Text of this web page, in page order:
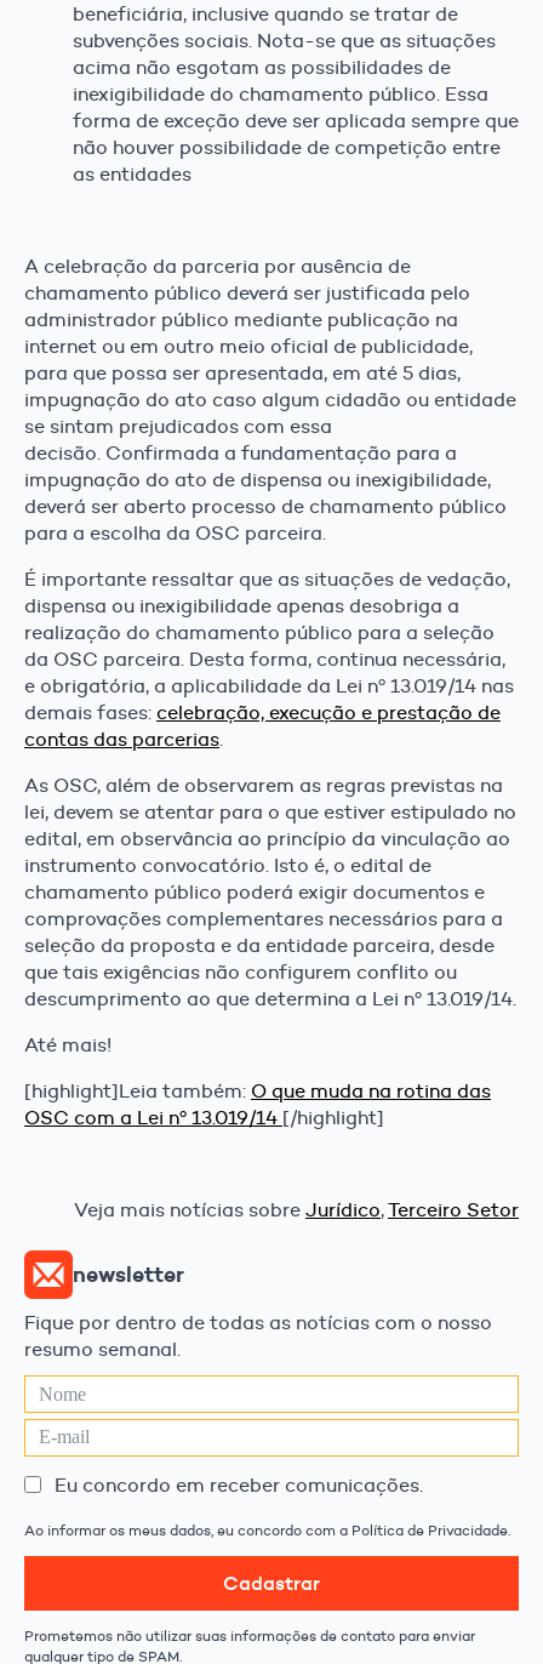
beneficiária, inclusive quando se tratar de
subvenções sociais. Nota-se que as situações
acima não esgotam as possibilidades de
inexigibilidade do chamamento público. Essa
forma de exceção deve ser aplicada sempre que
não houver possibilidade de competição entre
as entidades
A celebração da parceria por ausência de
chamamento público deverá ser justificada pelo
administrador público mediante publicação na
internet ou em outro meio oficial de publicidade,
para que possa ser apresentada, em até 5 dias,
impugnação do ato caso algum cidadão ou entidade
se sintam prejudicados com essa
decisão. Confirmada a fundamentação para a
impugnação do ato de dispensa ou inexigibilidade,
deverá ser aberto processo de chamamento público
para a escolha da OSC parceira.
É importante ressaltar que as situações de vedação,
dispensa ou inexigibilidade apenas desobriga a
realização do chamamento público para a seleção
da OSC parceira. Desta forma, continua necessária,
e obrigatória, a aplicabilidade da Lei nº 13.019/14 nas
demais fases: celebração, execução e prestação de
contas das parcerias.
As OSC, além de observarem as regras previstas na
lei, devem se atentar para o que estiver estipulado no
edital, em observância ao princípio da vinculação ao
instrumento convocatório. Isto é, o edital de
chamamento público poderá exigir documentos e
comprovações complementares necessários para a
seleção da proposta e da entidade parceira, desde
que tais exigências não configurem conflito ou
descumprimento ao que determina a Lei nº 13.019/14.
Até mais!
[highlight]Leia também: O que muda na rotina das
OSC com a Lei nº 13.019/14 [/highlight]
Veja mais notícias sobre Jurídico,Terceiro Setor
newsletter
Fique por dentro de todas as notícias com o nosso
resumo semanal.
Eu concordo em receber comunicações.
Ao informar os meus dados, eu concordo com a Política de Privacidade.
Cadastrar
Prometemos não utilizar suas informações de contato para enviar
qualquer tipo de SPAM.